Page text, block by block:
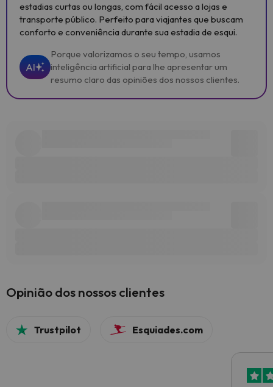
estadias curtas ou longas, com fácil acesso a lojas e
transporte público. Perfeito para viajantes que buscam
conforto e conveniência durante sua estadia de esqui.
AI
Porque valorizamos o seu tempo, usamos
inteligência artificial para lhe apresentar um
resumo claro das opiniões dos nossos clientes.
Opinião dos nossos clientes
Trustpilot Esquiades.com